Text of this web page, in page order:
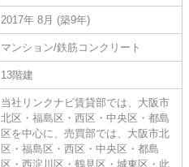
2017年 8月 (築9年)
マンション/鉄筋コンクリート
13階建
当社リンクナビ賃貸部では、大阪市
北区・福島区・西区・中央区・都島
区を中心に、売買部では、大阪市北
区・福島区・西区・中央区・都島
区・西淀川区・鶴見区・城東区・此